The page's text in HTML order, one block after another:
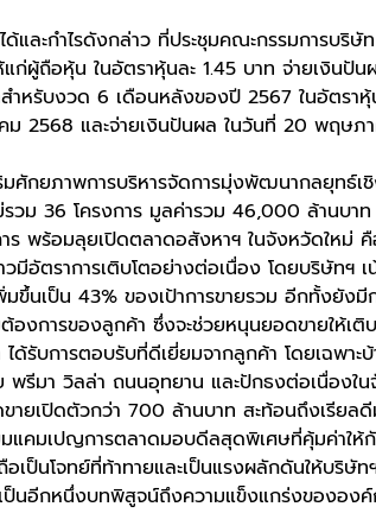
ด้และกำไรดังกล่าว ที่ประชุมคณะกรรมการบ
ก่ผู้ถือหุ้น ในอัตราหุ้นละ 1.45 บาท จ่ายเงินปัน
ำหรับงวด 6 เดือนหลังของปี 2567 ในอัตรา
2568 และจ่ายเงินปันผล ในวันที่ 20 พฤษภ
ศักยภาพการบริหารจัดการมุ่งพัฒนากลยุทธ์เ
รวม 36 โครงการ มูลค่ารวม 46,000 ล้านบา
ร พร้อมลุยเปิดตลาดอสังหาฯ ในจังหวัดใหม่
มีอัตราการเติบโตอย่างต่อเนื่อง โดยบริษัทฯ
นเป็น 43% ของเป้าการขายรวม อีกทั้งยังมี
งการของลูกค้า ซึ่งจะช่วยหนุนยอดขายให้เติบ
ด้รับการตอบรับที่ดีเยี่ยมจากลูกค้า โดยเฉพา
พรีมา วิลล่า ถนนอุทยาน และปักธงต่อเนื่องใ
ายเปิดตัวกว่า 700 ล้านบาท สะท้อนถึงเรียล
แคมเปญการตลาดมอบดีลสุดพิเศษที่คุ้มค่าให้
อเป็นโจทย์ที่ท้าทายและเป็นแรงผลักดันให้บริ
ป็นอีกหนึ่งบทพิสูจน์ถึงความแข็งแกร่งขององ